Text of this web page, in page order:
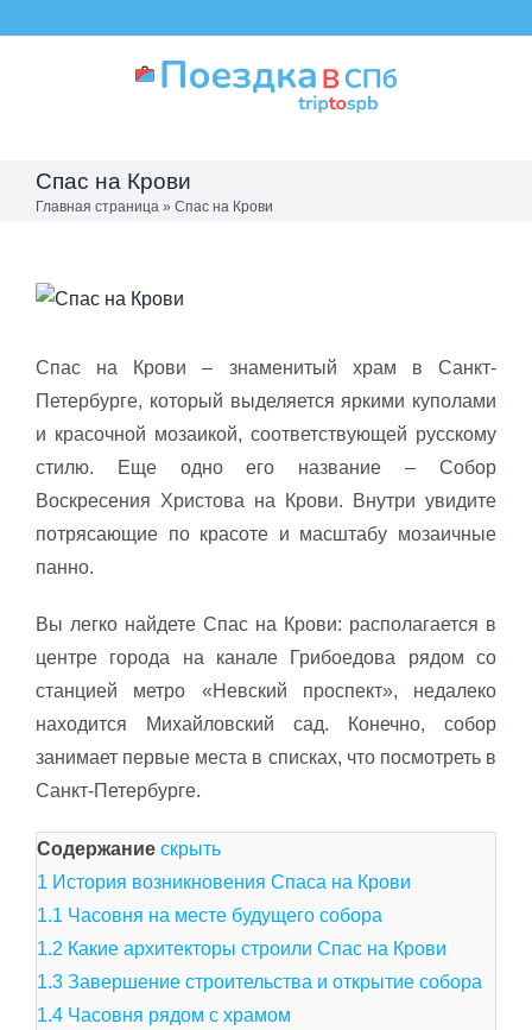
Спас на Крови
Главная страница » Спас на Крови
View
Image
Спас на Крови – знаменитый храм в Санкт-
Петербурге, который выделяется яркими куполами
и красочной мозаикой, соответствующей русскому
стилю. Еще одно его название – Собор
Воскресения Христова на Крови. Внутри увидите
потрясающие по красоте и масштабу мозаичные
панно.
Вы легко найдете Спас на Крови: располагается в
центре города на канале Грибоедова рядом со
станцией метро «Невский проспект», недалеко
находится Михайловский сад. Конечно, собор
занимает первые места в списках, что посмотреть в
Санкт-Петербурге.
Содержание скрыть
1 История возникновения Спаса на Крови
1.1 Часовня на месте будущего собора
1.2 Какие архитекторы строили Спас на Крови
1.3 Завершение строительства и открытие собора
1.4 Часовня рядом с храмом